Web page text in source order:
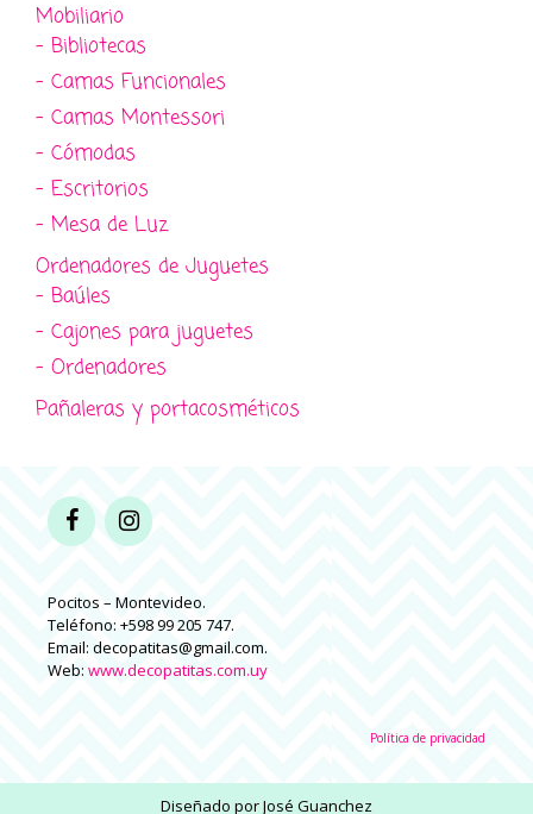
Mobiliario
- Bibliotecas
- Camas Funcionales
- Camas Montessori
- Cómodas
- Escritorios
- Mesa de Luz
Ordenadores de Juguetes
- Baúles
- Cajones para juguetes
- Ordenadores
Pañaleras y portacosméticos
Pocitos – Montevideo.
Teléfono: +598 99 205 747.
Email: decopatitas@gmail.com.
Web: www.decopatitas.com.uy
Política de privacidad
Diseñado porJosé Guanchez